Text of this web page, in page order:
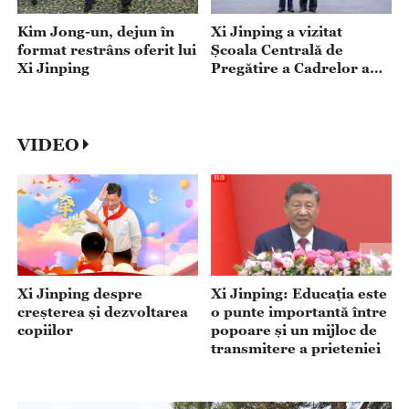
Kim Jong-un, dejun în
format restrâns oferit lui
Xi Jinping
Xi Jinping a vizitat
Școala Centrală de
Pregătire a Cadrelor a
VIDEO
Xi Jinping despre
creșterea și dezvoltarea
copiilor
Xi Jinping: Educația este
o punte importantă între
popoare și un mijloc de
transmitere a prieteniei